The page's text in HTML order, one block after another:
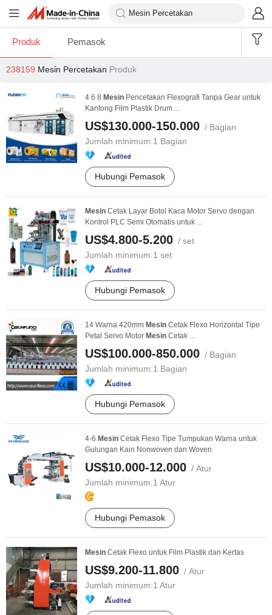
Produk Pemasok
238159 Mesin Percetakan Produk
4 6 8 Mesin Pencetakan Flexografi Tanpa Gear untuk
Kantong Film Plastik Drum ...
US$130.000-150.000 / Bagian
Jumlah minimum:1 Bagian
Hubungi Pemasok
Mesin Cetak Layar Botol Kaca Motor Servo dengan
Kontrol PLC Semi Otomatis untuk ...
US$4.800-5.200 / set
Jumlah minimum:1 set
Hubungi Pemasok
14 Warna 420mm Mesin Cetak Flexo Horizontal Tipe
Petal Servo Motor Mesin Cetak ...
US$100.000-850.000 / Bagian
Jumlah minimum:1 Bagian
Hubungi Pemasok
4-6 Mesin Cetak Flexo Tipe Tumpukan Warna untuk
Gulungan Kain Nonwoven dan Woven
US$10.000-12.000 / Atur
Jumlah minimum:1 Atur
Hubungi Pemasok
Mesin Cetak Flexo untuk Film Plastik dan Kertas
US$9.200-11.800 / Atur
Jumlah minimum:1 Atur